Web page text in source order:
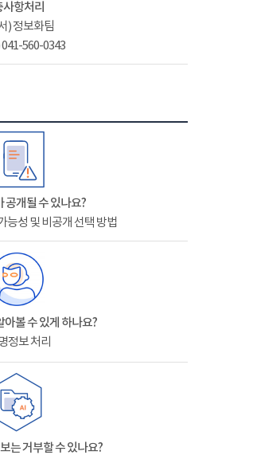
항처리
) 정보화팀
041-560-0343
공개될 수 있나요?
능성 및 비공개 선택 방법
아볼 수 있게 하나요?
정보 처리
는 거부할 수 있나요?